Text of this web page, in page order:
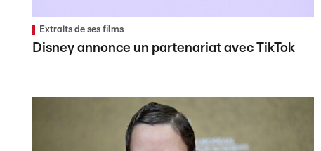
Extraits de ses films
Disney annonce un partenariat avec TikTok